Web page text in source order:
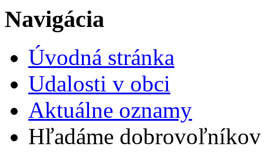
Navigácia
Úvodná stránka
Udalosti v obci
Aktuálne oznamy
Hľadáme dobrovoľníkov